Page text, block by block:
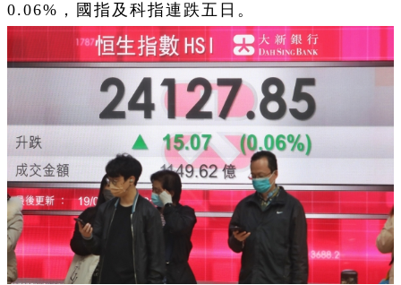
0.06%，國指及科指連跌五日。